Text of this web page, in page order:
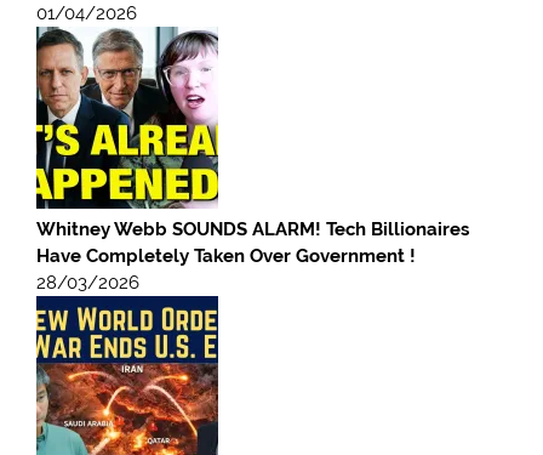
01/04/2026
Whitney Webb SOUNDS ALARM! Tech Billionaires
Have Completely Taken Over Government !
28/03/2026